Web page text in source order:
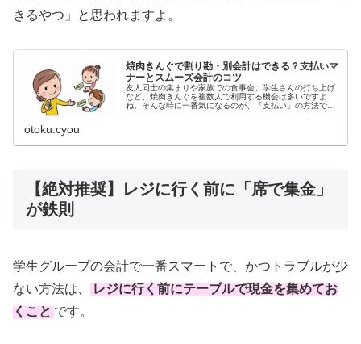
きるやつ」と思われますよ。
焼肉きんぐで割り勘・別会計はできる？支払いマ
ナーとスムーズ会計のコツ
友人同士の集まりや家族での食事会、学生さんの打ち上げ
など、焼肉きんぐを複数人で利用する機会は多いですよ
ね。そんな時に一番気になるのが、「支払い」の方法で
otoku.cyou
【絶対推奨】レジに行く前に「席で集金」
が鉄則
学生グループの会計で一番スマートで、かつトラブルが少
ない方法は、
レジに行く前にテーブルで現金を集めてお
くこと です。